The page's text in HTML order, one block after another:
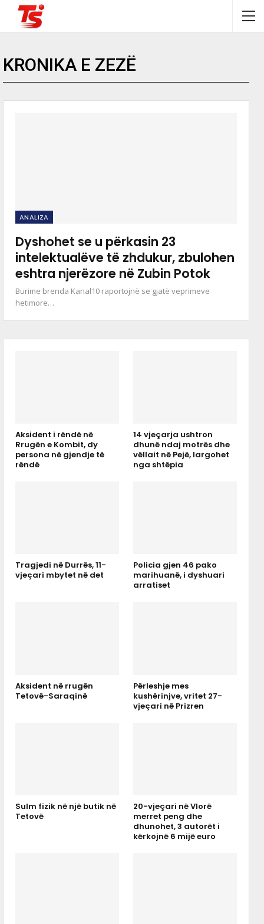
KRONIKA E ZEZË
ANALIZA
Dyshohet se u përkasin 23
intelektualëve të zhdukur, zbulohen
eshtra njerëzore në Zubin Potok
Burime brenda Kanal10 raportojnë se gjatë veprimeve
hetimore…
Aksident i rëndë në
Rrugën e Kombit, dy
persona në gjendje të
rëndë
14 vjeçarja ushtron
dhunë ndaj motrës dhe
vëllait në Pejë, largohet
nga shtëpia
Tragjedi në Durrës, 11-
vjeçari mbytet në det
Policia gjen 46 pako
marihuanë, i dyshuari
arratiset
Aksident në rrugën
Tetovë-Saraqinë
Përleshje mes
kushërinjve, vritet 27-
vjeçari në Prizren
Sulm fizik në një butik në
Tetovë
20-vjeçari në Vlorë
merret peng dhe
dhunohet, 3 autorët i
kërkojnë 6 mijë euro